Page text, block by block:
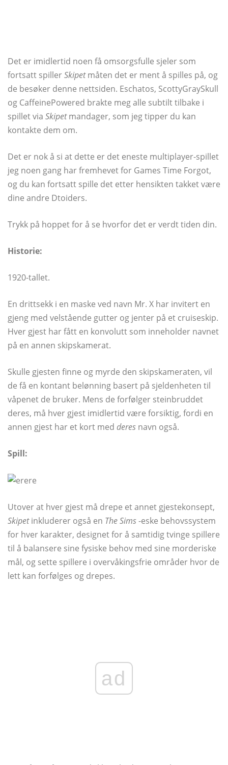
Det er imidlertid noen få omsorgsfulle sjeler som
fortsatt spillerSkipetmåten det er ment å spilles på, og
de besøker denne nettsiden. Eschatos, ScottyGraySkull
og CaffeinePowered brakte meg alle subtilt tilbake i
spillet via Skipetmandager, som jeg tipper du kan
kontakte dem om.
Det er nok å si at dette er det eneste multiplayer-spillet
jeg noen gang har fremhevet for Games Time Forgot,
og du kan fortsatt spille det etter hensikten takket være
dine andre Dtoiders.
Trykk på hoppet for å se hvorfor det er verdt tiden din.
Historie:
1920-tallet.
En drittsekk i en maske ved navn Mr. X har invitert en
gjeng med velstående gutter og jenter på et cruiseskip.
Hver gjest har fått en konvolutt som inneholder navnet
på en annen skipskamerat.
Skulle gjesten finne og myrde den skipskameraten, vil
de få en kontant belønning basert på sjeldenheten til
våpenet de bruker. Mens de forfølger steinbruddet
deres, må hver gjest imidlertid være forsiktig, fordi en
annen gjest har et kort med deres navn også.
Spill:
Utover at hver gjest må drepe et annet gjestekonsept,
Skipetinkluderer også en The Sims-eske behovssystem
for hver karakter, designet for å samtidig tvinge spillere
til å balansere sine fysiske behov med sine morderiske
mål, og sette spillere i overvåkingsfrie områder hvor de
lett kan forfølges og drepes.
ad